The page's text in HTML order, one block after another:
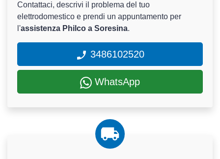
Contattaci, descrivi il problema del tuo
elettrodomestico e prendi un appuntamento per
l'assistenza Philco a Soresina.
3486102520
WhatsApp